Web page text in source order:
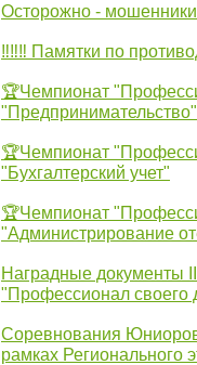
Осторожно -
‼‼‼ Памятки по
🏆Чемпионат
"Предпринимательство"
🏆Чемпионат
"Бухгалтерский учет"
🏆Чемпионат
"Администрирование
Наградные документы
"Профессионал своего
Соревнования
рамках Регионального